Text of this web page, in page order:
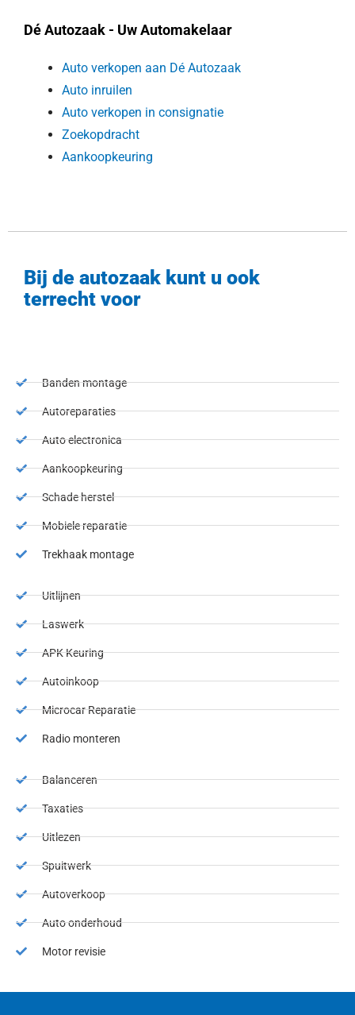
Dé Autozaak - Uw Automakelaar
Auto verkopen aan Dé Autozaak
Auto inruilen
Auto verkopen in consignatie
Zoekopdracht
Aankoopkeuring
Bij de autozaak kunt u ook
terrecht voor
Banden montage
Autoreparaties
Auto electronica
Aankoopkeuring
Schade herstel
Mobiele reparatie
Trekhaak montage
Uitlijnen
Laswerk
APK Keuring
Autoinkoop
Microcar Reparatie
Radio monteren
Balanceren
Taxaties
Uitlezen
Spuitwerk
Autoverkoop
Auto onderhoud
Motor revisie